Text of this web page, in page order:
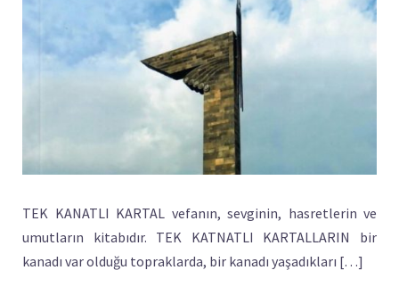
TEK KANATLI KARTAL vefanın, sevginin, hasretlerin ve
umutların kitabıdır. TEK KATNATLI KARTALLARIN bir
kanadı var olduğu topraklarda, bir kanadı yaşadıkları […]